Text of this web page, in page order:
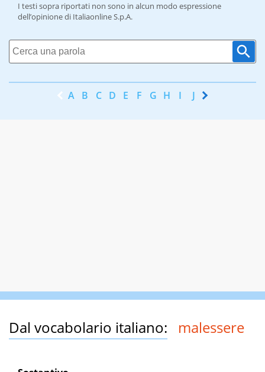
I testi sopra riportati non sono in alcun modo espressione
dell’opinione di Italiaonline S.p.A.
A B C D E F G H I J K
Dal vocabolario italiano: malessere